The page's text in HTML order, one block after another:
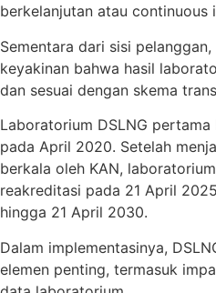
berkelanjutan atau continuous
Sementara dari sisi
keyakinan bahwa hasil
dan sesuai dengan skema
Laboratorium DSLNG
pada April 2020. Setelah
berkala oleh KAN,
reakreditasi pada 21 April
hingga 21 April 2030.
Dalam implementasinya,
elemen penting, termasuk